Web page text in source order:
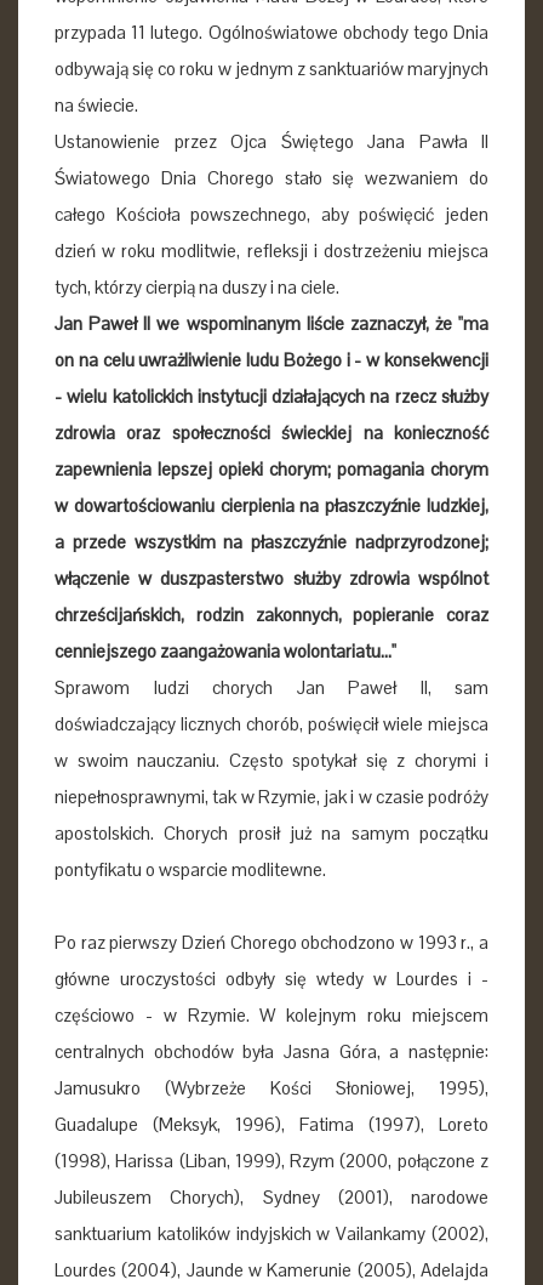
przypada 11 lutego. Ogólnoświatowe obchody tego Dnia
odbywają się co roku w jednym z sanktuariów maryjnych
na świecie.
Ustanowienie przez Ojca Świętego Jana Pawła II
Światowego Dnia Chorego stało się wezwaniem do
całego Kościoła powszechnego, aby poświęcić jeden
dzień w roku modlitwie, refleksji i dostrzeżeniu miejsca
tych, którzy cierpią na duszy i na ciele.
Jan Paweł II we wspominanym liście zaznaczył, że "ma
on na celu uwrażliwienie ludu Bożego i - w konsekwencji
- wielu katolickich instytucji działających na rzecz służby
zdrowia oraz społeczności świeckiej na konieczność
zapewnienia lepszej opieki chorym; pomagania chorym
w dowartościowaniu cierpienia na płaszczyźnie ludzkiej,
a przede wszystkim na płaszczyźnie nadprzyrodzonej;
włączenie w duszpasterstwo służby zdrowia wspólnot
chrześcijańskich, rodzin zakonnych, popieranie coraz
cenniejszego zaangażowania wolontariatu..."
Sprawom ludzi chorych Jan Paweł II, sam
doświadczający licznych chorób, poświęcił wiele miejsca
w swoim nauczaniu. Często spotykał się z chorymi i
niepełnosprawnymi, tak w Rzymie, jak i w czasie podróży
apostolskich. Chorych prosił już na samym początku
pontyfikatu o wsparcie modlitewne.
Po raz pierwszy Dzień Chorego obchodzono w 1993 r., a
główne uroczystości odbyły się wtedy w Lourdes i -
częściowo - w Rzymie. W kolejnym roku miejscem
centralnych obchodów była Jasna Góra, a następnie:
Jamusukro (Wybrzeże Kości Słoniowej, 1995),
Guadalupe (Meksyk, 1996), Fatima (1997), Loreto
(1998), Harissa (Liban, 1999), Rzym (2000, połączone z
Jubileuszem Chorych), Sydney (2001), narodowe
sanktuarium katolików indyjskich w Vailankamy (2002),
Lourdes (2004), Jaunde w Kamerunie (2005), Adelajda